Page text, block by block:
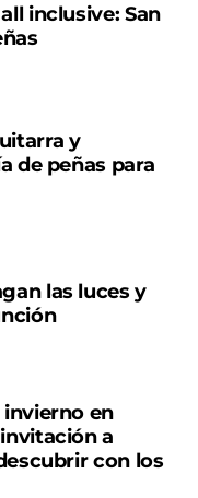
inclusive: San
y
de peñas para
las luces y
invierno en
a
con los